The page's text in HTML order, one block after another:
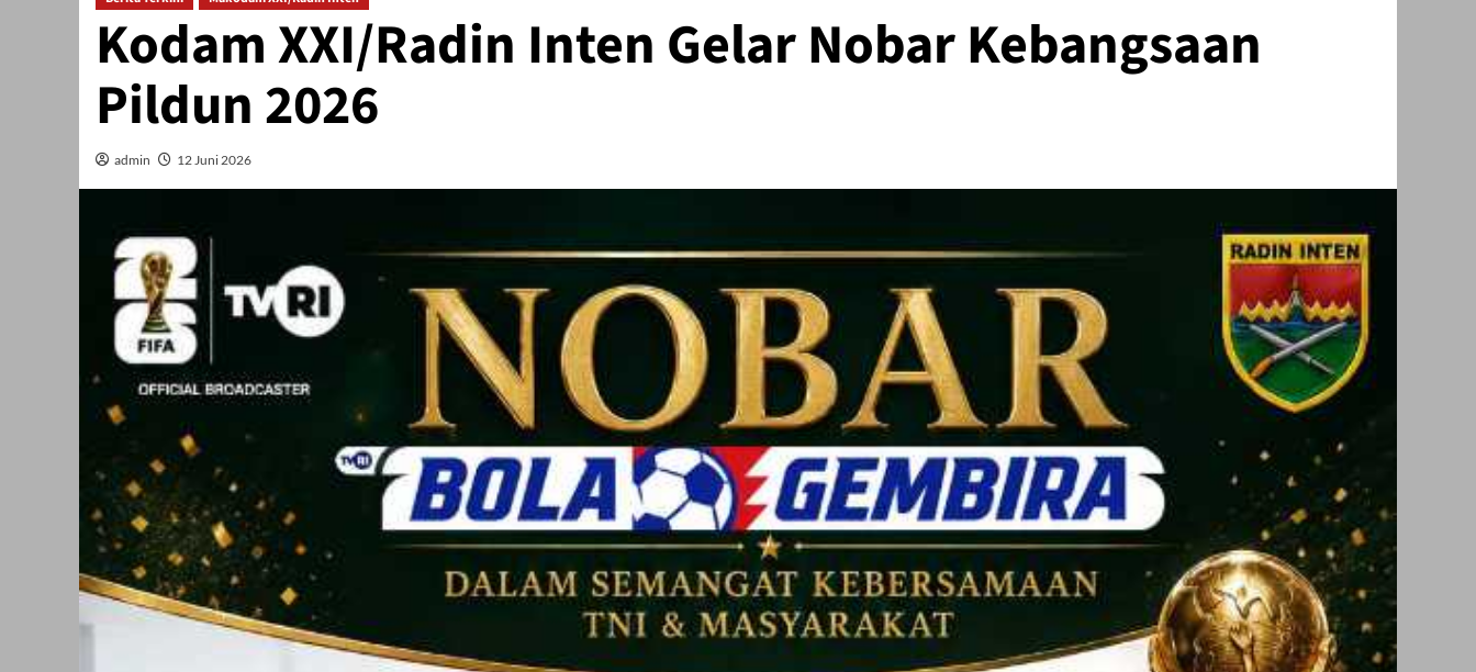
Kodam XXI/Radin Inten Gelar Nobar Kebangsaan
Pildun 2026
admin 12 Juni 2026